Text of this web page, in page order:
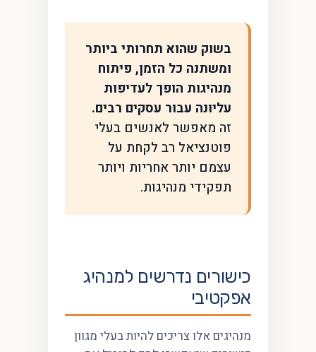
בשוק שהוא תחרותי ביותר
ומשתנה כל הזמן, פיתוח
מנהיגות הופך לעדיפות
עליונה עבור עסקים רבים.
זה מאפשר לאנשים בעלי
פוטנציאל רב לקחת על
עצמם יותר אחריות ויותר
תפקידי מנהיגות.
כישורים נדרשים למנהיג
אפקטיבי
מנהיגים אלו צריכים להיות בעלי מגוון